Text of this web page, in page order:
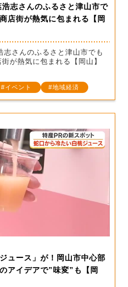
浩志さんのふるさと津山市で
店街が熱気に包まれる【岡
志さんのふるさと津山市でも
が熱気に包まれる【岡山】
イベント 地域経済
ュース」が！岡山市中心部
アイデアで”味変”も【岡